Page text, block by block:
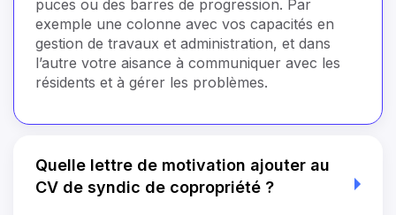
puces ou des barres de progression. Par
exemple une colonne avec vos capacités en
gestion de travaux et administration, et dans
l’autre votre aisance à communiquer avec les
résidents et à gérer les problèmes.
Quelle lettre de motivation ajouter au
CV de syndic de copropriété ?